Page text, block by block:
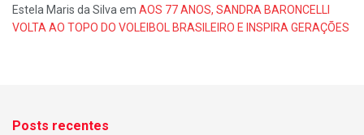
Estela Maris da Silvaem AOS 77 ANOS, SANDRA BARONCELLI
VOLTA AO TOPO DO VOLEIBOL BRASILEIRO E INSPIRA GERAÇÕES
Posts recentes